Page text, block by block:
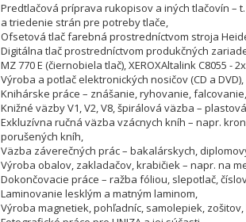
Predtlačová príprava rukopisov a iných tlačovín –
a triedenie strán pre potreby tlače,
Ofsetová tlač farebná prostredníctvom stroja
Digitálna tlač prostredníctvom produkčných
MZ 770 E (čiernobiela tlač), XEROXAltalink C8055
Výroba a potlač elektronických nosičov (CD a DVD),
Knihárske práce – znášanie, ryhovanie,
Knižné väzby V1, V2, V8, špirálová väzba –
Exkluzívna ručná väzba vzácnych kníh – napr.
porušených kníh,
Väzba záverečných prác – bakalárskych,
Výroba obalov, zakladačov, krabičiek – napr. na
Dokončovacie práce – ražba fóliou, slepotlač,
Laminovanie lesklým a matným laminom,
Výroba magnetiek, pohľadníc, samolepiek,